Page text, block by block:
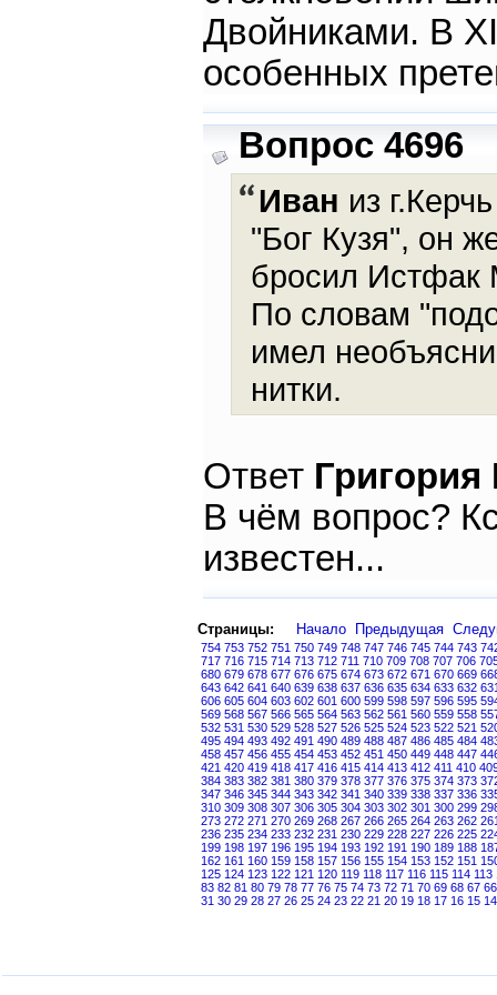
Двойниками. В
особенных
Вопрос 4696
Иван из
"Бог Кузя", он
бросил Истфак
По словам
имел
нитки.
Ответ
В чём вопрос?
известен...
Страницы: Начало Предыдущая
754 753 752 751 750 749 748 747 746 745 744 743
717 716 715 714 713 712 711 710 709 708 707 706
680 679 678 677 676 675 674 673 672 671 670 669
643 642 641 640 639 638 637 636 635 634 633 632
606 605 604 603 602 601 600 599 598 597 596 595
569 568 567 566 565 564 563 562 561 560 559 558
532 531 530 529 528 527 526 525 524 523 522 521
495 494 493 492 491 490 489 488 487 486 485 484
458 457 456 455 454 453 452 451 450 449 448 447
421 420 419 418 417 416 415 414 413 412 411 410
384 383 382 381 380 379 378 377 376 375 374 373
347 346 345 344 343 342 341 340 339 338 337 336
310 309 308 307 306 305 304 303 302 301 300 299
273 272 271 270 269 268 267 266 265 264 263 262
236 235 234 233 232 231 230 229 228 227 226 225
199 198 197 196 195 194 193 192 191 190 189 188
162 161 160 159 158 157 156 155 154 153 152 151
125 124 123 122 121 120 119 118 117 116 115 114 113
83 82 81 80 79 78 77 76 75 74 73 72 71 70 69 68 67 66
31 30 29 28 27 26 25 24 23 22 21 20 19 18 17 16 15 14